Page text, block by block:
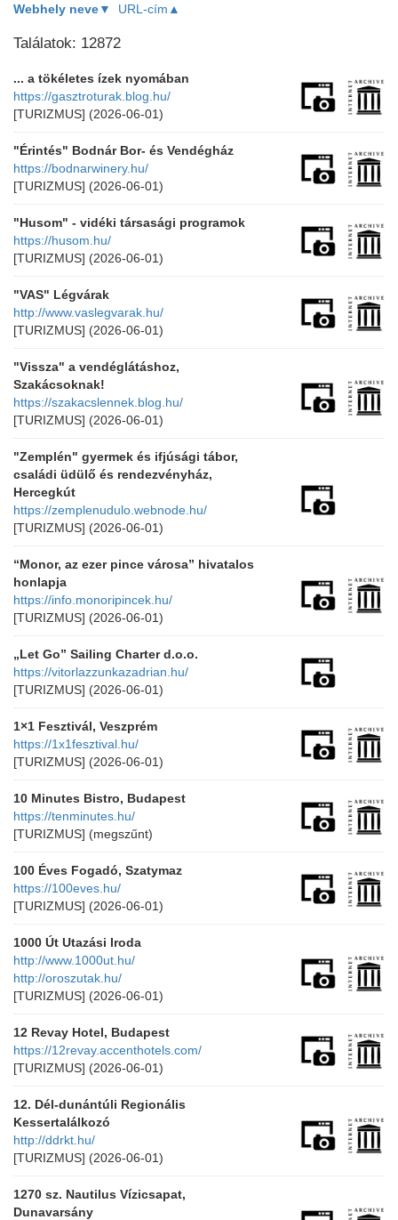
Webhely neve▼ URL-cím▲
Találatok: 12872
... a tökéletes ízek nyomában
https://gasztroturak.blog.hu/
[TURIZMUS] (2026-06-01)
"Érintés" Bodnár Bor- és Vendégház
https://bodnarwinery.hu/
[TURIZMUS] (2026-06-01)
"Husom" - vidéki társasági programok
https://husom.hu/
[TURIZMUS] (2026-06-01)
"VAS" Légvárak
http://www.vaslegvarak.hu/
[TURIZMUS] (2026-06-01)
"Vissza" a vendéglátáshoz,
Szakácsoknak!
https://szakacslennek.blog.hu/
[TURIZMUS] (2026-06-01)
"Zemplén" gyermek és ifjúsági tábor,
családi üdülő és rendezvényház,
Hercegkút
https://zemplenudulo.webnode.hu/
[TURIZMUS] (2026-06-01)
“Monor, az ezer pince városa” hivatalos
honlapja
https://info.monoripincek.hu/
[TURIZMUS] (2026-06-01)
„Let Go” Sailing Charter d.o.o.
https://vitorlazzunkazadrian.hu/
[TURIZMUS] (2026-06-01)
1×1 Fesztivál, Veszprém
https://1x1fesztival.hu/
[TURIZMUS] (2026-06-01)
10 Minutes Bistro, Budapest
https://tenminutes.hu/
[TURIZMUS] (megszűnt)
100 Éves Fogadó, Szatymaz
https://100eves.hu/
[TURIZMUS] (2026-06-01)
1000 Út Utazási Iroda
http://www.1000ut.hu/
http://oroszutak.hu/
[TURIZMUS] (2026-06-01)
12 Revay Hotel, Budapest
https://12revay.accenthotels.com/
[TURIZMUS] (2026-06-01)
12. Dél-dunántúli Regionális
Kessertalálkozó
http://ddrkt.hu/
[TURIZMUS] (2026-06-01)
1270 sz. Nautilus Vízicsapat,
Dunavarsány